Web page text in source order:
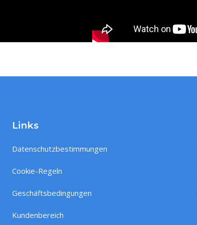
Links
Datenschutzbestimmungen
Cookie-Regeln
Geschäftsbedingungen
Kundenbereich